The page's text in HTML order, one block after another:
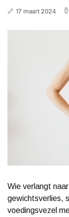
17 maart 2024
Wie verlangt
gewichtsverlies,
voedingsvezel